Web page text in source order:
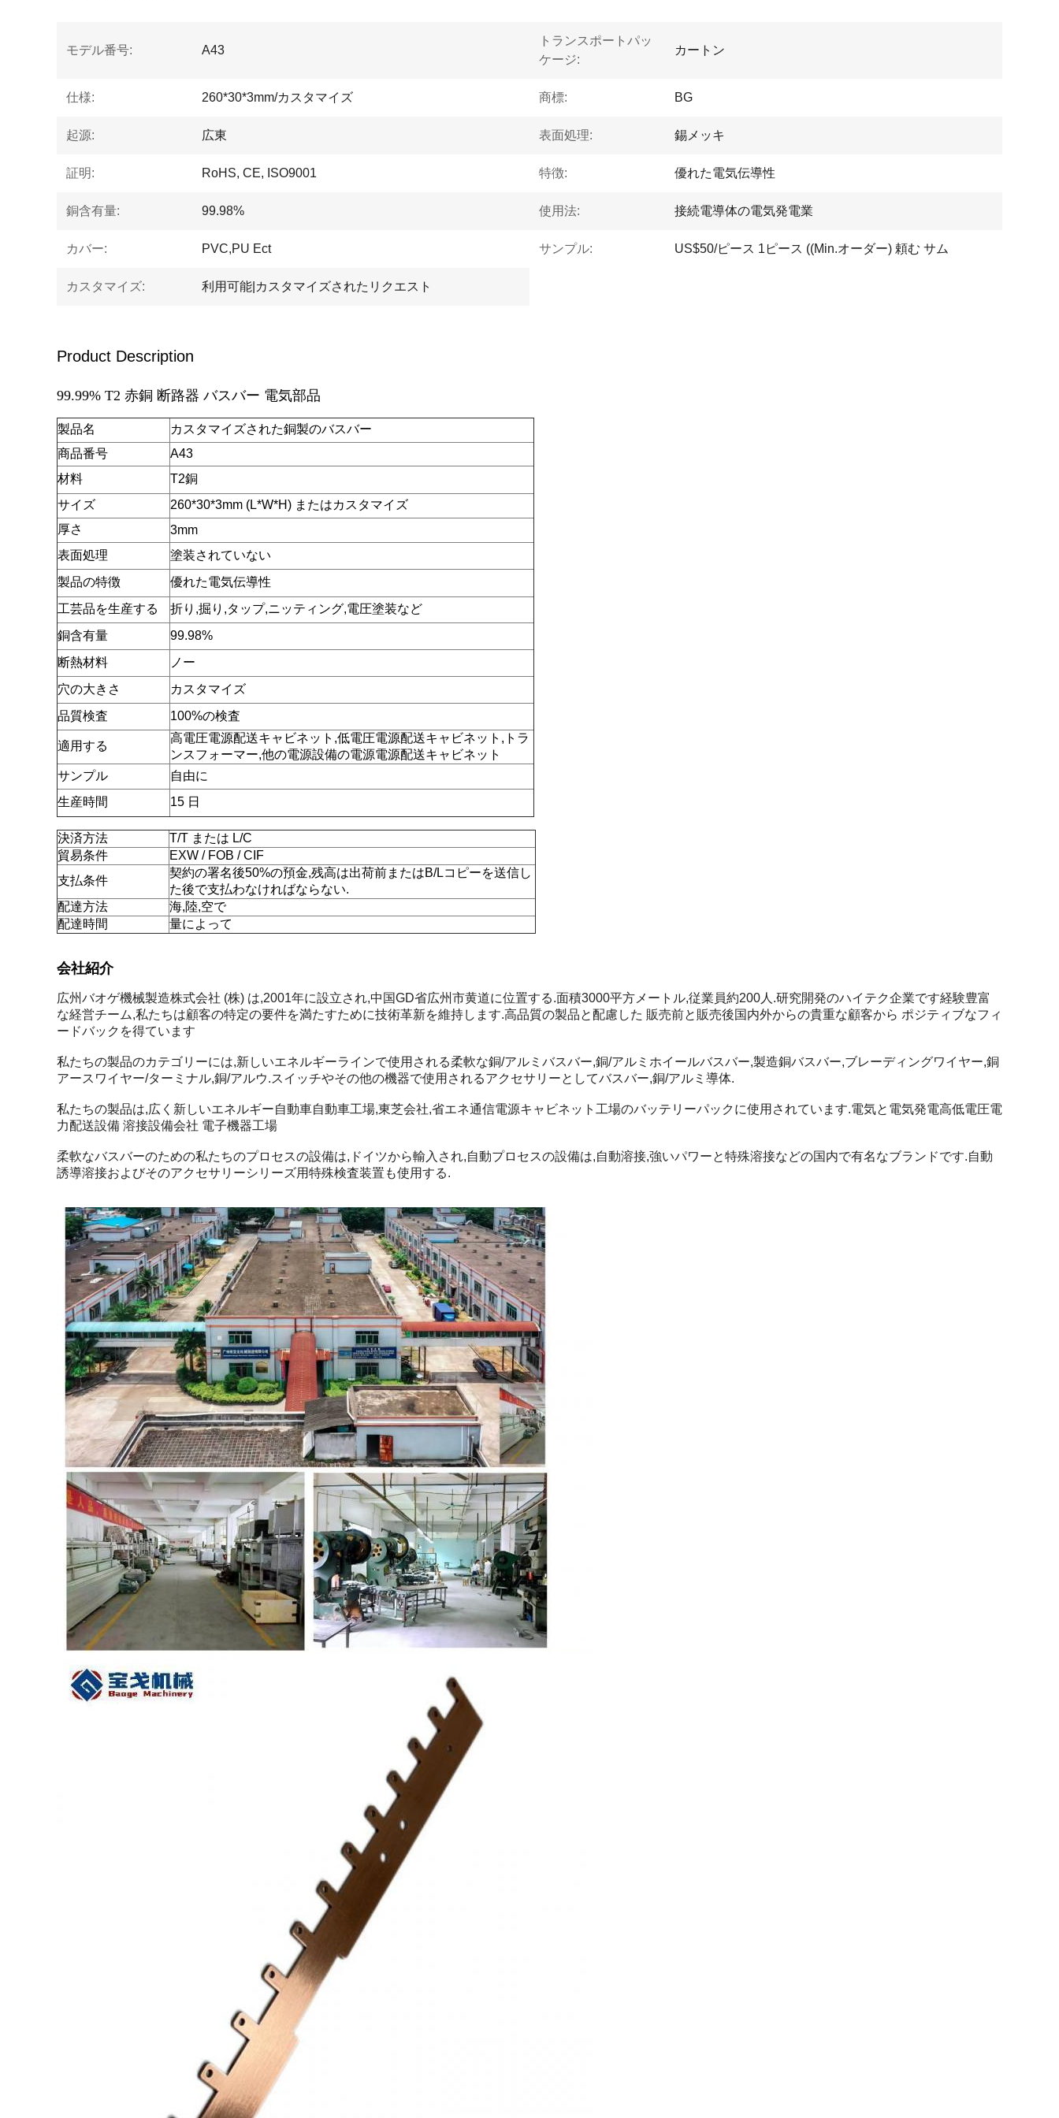
モデル番号: A43
トランスポートパッ
ケージ:
カートン
仕様: 260*30*3mm/カスタマイズ 商標: BG
起源: 広東 表面処理: 錫メッキ
証明: RoHS, CE, ISO9001 特徴: 優れた電気伝導性
銅含有量: 99.98% 使用法: 接続電導体の電気発電業
カバー: PVC,PU Ect サンプル: US$50/ピース 1ピース ((Min.オーダー) 頼む サム
カスタマイズ: 利用可能|カスタマイズされたリクエスト
Product Description
99.99% T2 赤銅 断路器 バスバー 電気部品
製品名
カスタマイズされた銅製のバスバー
商品番号
A43
材料
T2銅
サイズ
260*30*3mm (L*W*H) またはカスタマイズ
厚さ
3mm
表面処理
塗装されていない
製品の特徴
優れた電気伝導性
工芸品を生産する
折り,掘り,タップ,ニッティング,電圧塗装など
銅含有量
99.98%
断熱材料
ノー
穴の大きさ
カスタマイズ
品質検査
100%の検査
適用する
高電圧電源配送キャビネット,低電圧電源配送キャビネット,トラ
ンスフォーマー,他の電源設備の電源電源配送キャビネット
サンプル
自由に
生産時間
15 日
決済方法
T/T または L/C
貿易条件
EXW / FOB / CIF
支払条件
契約の署名後50%の預金,残高は出荷前またはB/Lコピーを送信し
た後で支払わなければならない.
配達方法
海,陸,空で
配達時間
量によって
会社紹介
広州バオゲ機械製造株式会社 (株) は,2001年に設立され,中国GD省広州市黄道に位置する.面積3000平方メートル,従業員約200人.研究開発のハイテク企業です経験豊富
な経営チーム,私たちは顧客の特定の要件を満たすために技術革新を維持します.高品質の製品と配慮した 販売前と販売後国内外からの貴重な顧客から ポジティブなフィ
ードバックを得ています
私たちの製品のカテゴリーには,新しいエネルギーラインで使用される柔軟な銅/アルミバスバー,銅/アルミホイールバスバー,製造銅バスバー,ブレーディングワイヤー,銅
アースワイヤー/ターミナル,銅/アルウ.スイッチやその他の機器で使用されるアクセサリーとしてバスバー,銅/アルミ導体.
私たちの製品は,広く新しいエネルギー自動車自動車工場,東芝会社,省エネ通信電源キャビネット工場のバッテリーパックに使用されています.電気と電気発電高低電圧電
力配送設備 溶接設備会社 電子機器工場
柔軟なバスバーのための私たちのプロセスの設備は,ドイツから輸入され,自動プロセスの設備は,自動溶接,強いパワーと特殊溶接などの国内で有名なブランドです.自動
誘導溶接およびそのアクセサリーシリーズ用特殊検査装置も使用する.